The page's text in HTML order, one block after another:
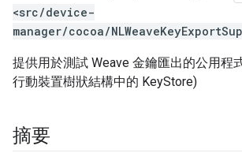
<src/device-
manager/cocoa/
提供用於測試 Weave 金鑰匯出的公用程
行動裝置樹狀結構中的 KeyStore)
摘要